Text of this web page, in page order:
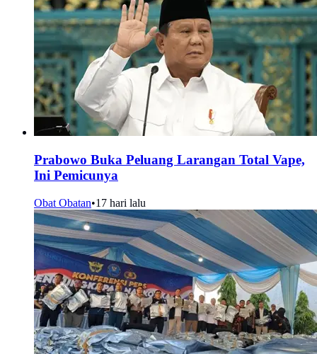
Prabowo Buka Peluang Larangan Total Vape,
Ini Pemicunya
Obat Obatan•17 hari lalu